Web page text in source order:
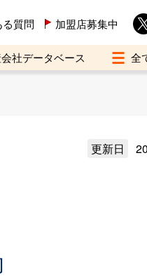
る質問 加盟店募集中
社データベース
更新日